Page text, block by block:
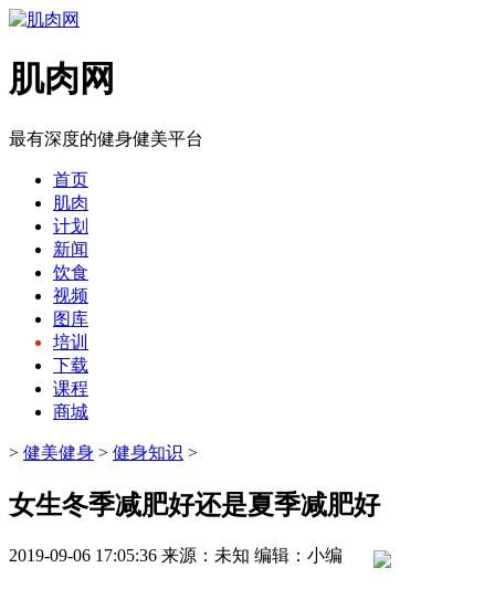
肌肉网
最有深度的健身健美平台
首页
肌肉
计划
新闻
饮食
视频
图库
培训
下载
课程
商城
> 健美健身 > 健身知识 >
女生冬季减肥好还是夏季减肥好
2019-09-06 17:05:36 来源：未知 编辑：小编